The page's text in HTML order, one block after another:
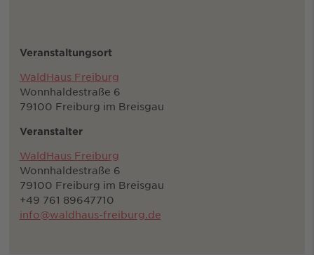
Veranstaltungsort
WaldHaus Freiburg
Wonnhaldestraße 6
79100 Freiburg im Breisgau
Veranstalter
WaldHaus Freiburg
Wonnhaldestraße 6
79100 Freiburg im Breisgau
+49 761 89647710
info@waldhaus-freiburg.de